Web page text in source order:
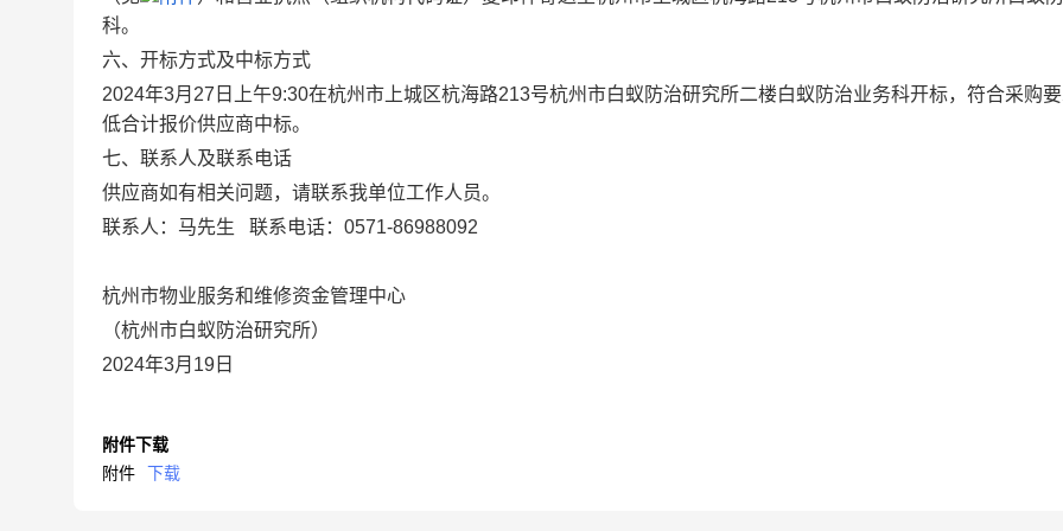
科。
六、开标方式及中标方式
2024年3月27日上午9:30在杭州市上城区杭海路213号杭州市白蚁防治研究所二楼白蚁防治业务科开标，符合采购
低合计报价供应商中标。
七、联系人及联系电话
供应商如有相关问题，请联系我单位工作人员。
联系人：马先生 联系电话：0571-86988092
杭州市物业服务和维修资金管理中心
（杭州市白蚁防治研究所）
2024年3月19日
附件下载
附件
下载